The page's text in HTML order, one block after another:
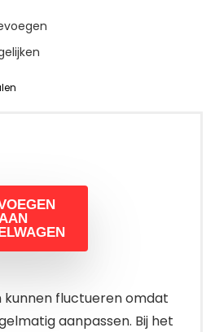
kunnen fluctueren omdat
aanpassen. Bij het